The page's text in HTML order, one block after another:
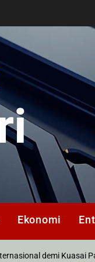
Ekonomi
demi Kuasai Pasar